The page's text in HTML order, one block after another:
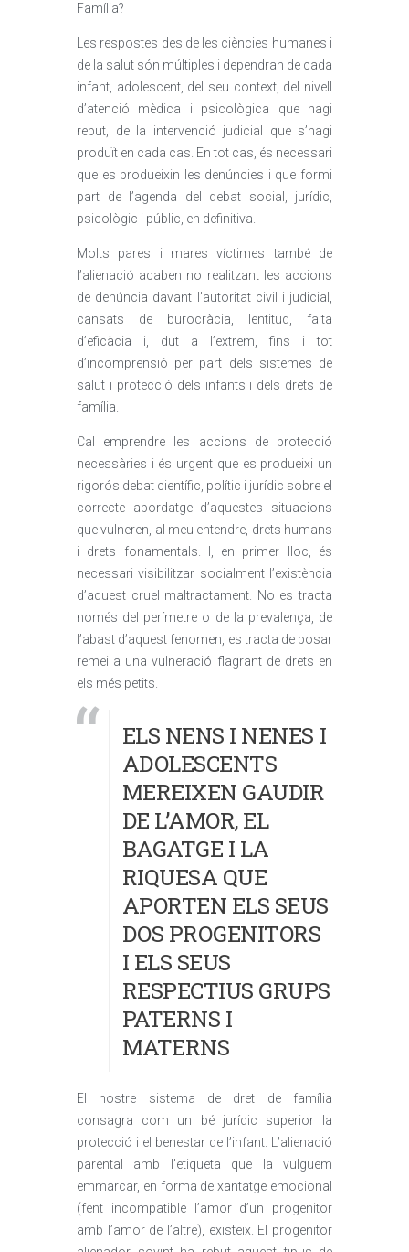
Família?
Les respostes des de les ciències humanes i
de la salut són múltiples i dependran de cada
infant, adolescent, del seu context, del nivell
d’atenció mèdica i psicològica que hagi
rebut, de la intervenció judicial que s’hagi
produït en cada cas. En tot cas, és necessari
que es produeixin les denúncies i que formi
part de l’agenda del debat social, jurídic,
psicològic i públic, en definitiva.
Molts pares i mares víctimes també de
l’alienació acaben no realitzant les accions
de denúncia davant l’autoritat civil i judicial,
cansats de burocràcia, lentitud, falta
d’eficàcia i, dut a l’extrem, fins i tot
d’incomprensió per part dels sistemes de
salut i protecció dels infants i dels drets de
família.
Cal emprendre les accions de protecció
necessàries i és urgent que es produeixi un
rigorós debat científic, polític i jurídic sobre el
correcte abordatge d’aquestes situacions
que vulneren, al meu entendre, drets humans
i drets fonamentals. I, en primer lloc, és
necessari visibilitzar socialment l’existència
d’aquest cruel maltractament. No es tracta
només del perímetre o de la prevalença, de
l’abast d’aquest fenomen, es tracta de posar
remei a una vulneració flagrant de drets en
els més petits.
ELS NENS I NENES I
ADOLESCENTS
MEREIXEN GAUDIR
DE L’AMOR, EL
BAGATGE I LA
RIQUESA QUE
APORTEN ELS SEUS
DOS PROGENITORS
I ELS SEUS
RESPECTIUS GRUPS
PATERNS I
MATERNS
El nostre sistema de dret de família
consagra com un bé jurídic superior la
protecció i el benestar de l’infant. L’alienació
parental amb l’etiqueta que la vulguem
emmarcar, en forma de xantatge emocional
(fent incompatible l’amor d’un progenitor
amb l’amor de l’altre), existeix. El progenitor